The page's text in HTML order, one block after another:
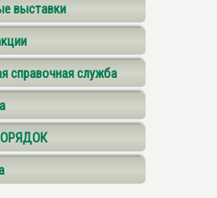
выставки
справочная служба